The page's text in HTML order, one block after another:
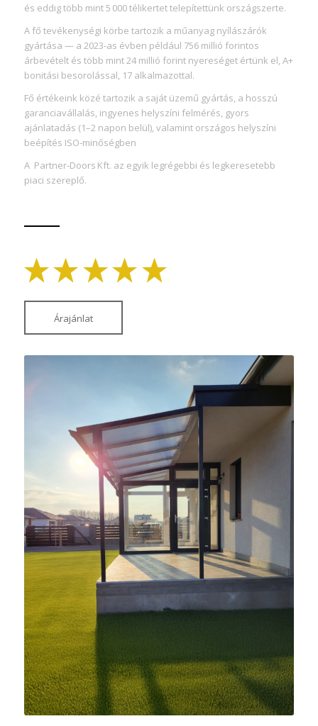
és eddig több mint 5 000 télikertet telepítettünk országszerte.
A fő tevékenységi körbe tartozik a műanyag nyílászárók
gyártása — a 2023‑as évben például 756 millió forintos
árbevételt és több mint 24 millió forint nyereséget értünk el, A+
bonitási besorolással, 17 alkalmazottal.
Fő értékeink közé tartozik a saját üzemű gyártás, a hosszú
garanciavállalás, ingyenes helyszíni felmérés, gyors
ajánlatadás (1–2 napon belül), valamint országos helyszíni
beépítés ISO-minőségben
A Partner‑Doors Kft. az egyik legrégebbi és legkeresetebb
piaci szereplő.
Árajánlat